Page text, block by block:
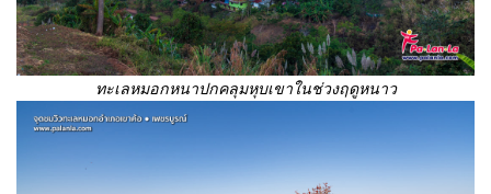
ทะเลหมอกหนาปกคลุมหุบเขาในช่วงฤดูหนาว